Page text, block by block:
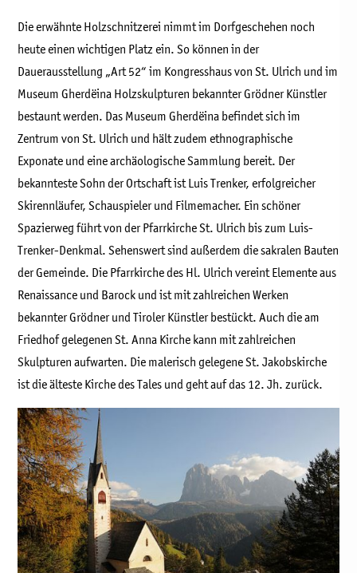
Die erwähnte Holzschnitzerei nimmt im Dorfgeschehen noch
heute einen wichtigen Platz ein. So können in der
Dauerausstellung „Art 52“ im Kongresshaus von St. Ulrich und im
Museum Gherdëina Holzskulpturen bekannter Grödner Künstler
bestaunt werden. Das Museum Gherdëina befindet sich im
Zentrum von St. Ulrich und hält zudem ethnographische
Exponate und eine archäologische Sammlung bereit. Der
bekannteste Sohn der Ortschaft ist Luis Trenker, erfolgreicher
Skirennläufer, Schauspieler und Filmemacher. Ein schöner
Spazierweg führt von der Pfarrkirche St. Ulrich bis zum Luis-
Trenker-Denkmal. Sehenswert sind außerdem die sakralen Bauten
der Gemeinde. Die Pfarrkirche des Hl. Ulrich vereint Elemente aus
Renaissance und Barock und ist mit zahlreichen Werken
bekannter Grödner und Tiroler Künstler bestückt. Auch die am
Friedhof gelegenen St. Anna Kirche kann mit zahlreichen
Skulpturen aufwarten. Die malerisch gelegene St. Jakobskirche
ist die älteste Kirche des Tales und geht auf das 12. Jh. zurück.